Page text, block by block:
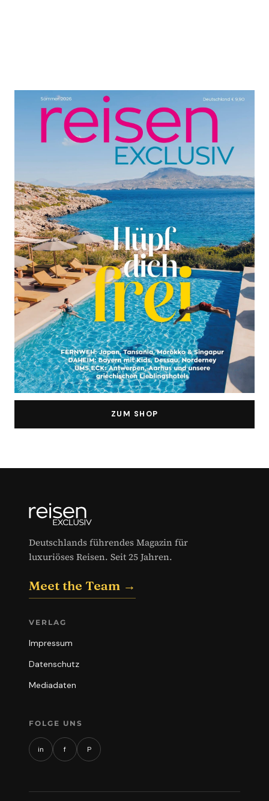
ZUM SHOP
Deutschlands führendes Magazin für
luxuriöses Reisen. Seit 25 Jahren.
Meet the Team →
VERLAG
Impressum
Datenschutz
Mediadaten
FOLGE UNS
in f P